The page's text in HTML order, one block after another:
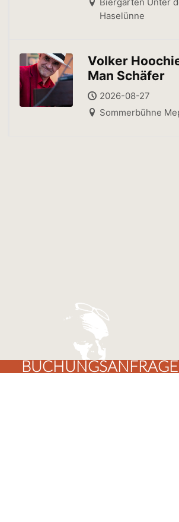
Haselünne
Volker
Man Schäfer
2026-08-27
Sommerbühne
BUCHUNGSANFRAGE